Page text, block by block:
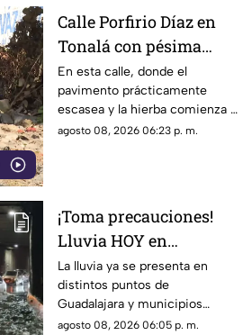
austeridad establecidos por el
partido.
Calle Porfirio Díaz en
Tonalá con pésima
vialidad y basura por
todas partes
En esta calle, donde el
pavimento prácticamente
escasea y la hierba comienza a
ganar terreno, los vecinos
resultados.
agosto 08, 2026 06:23 p. m.
¡Toma precauciones!
Lluvia HOY en
Guadalajara deja
fuertes vientos y
amenaza de granizo
La lluvia ya se presenta en
distintos puntos de
Guadalajara y municipios
cercanos, con fuertes vientos,
agosto 08, 2026 06:05 p. m.